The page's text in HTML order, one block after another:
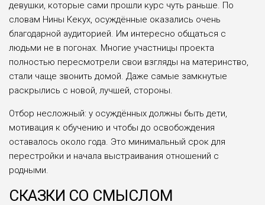
девушки, которые сами прошли курс чуть раньше. По
словам Нины Кекух, осуждённые оказались очень
благодарной аудиторией. Им интересно общаться с
людьми не в погонах. Многие участницы проекта
полностью пересмотрели свои взгляды на материнство,
стали чаще звонить домой. Даже самые замкнутые
раскрылись с новой, лучшей, стороны.
Отбор несложный: у осуждённых должны быть дети,
мотивация к обучению и чтобы до освобождения
оставалось около года. Это минимальный срок для
перестройки и начала выстраивания отношений с
родными.
СКАЗКИ СО СМЫСЛОМ